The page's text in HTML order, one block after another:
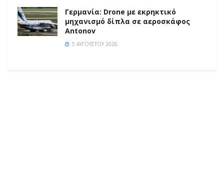
Γερμανία: Drone με εκρηκτικό
μηχανισμό δίπλα σε αεροσκάφος
Antonov
5 ΑΥΓΟΎΣΤΟΥ 2026